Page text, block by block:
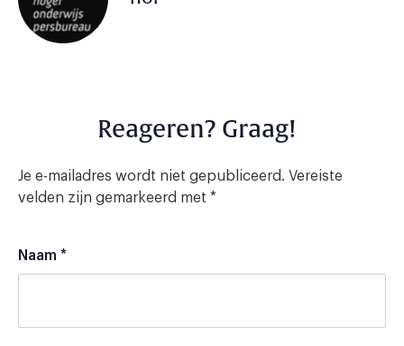
Reageren? Graag!
Je e-mailadres wordt niet gepubliceerd. Vereiste
velden zijn gemarkeerd met *
Naam *